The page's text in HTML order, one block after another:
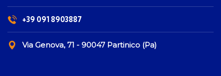
+39 091 8903887
Via Genova, 71 - 90047 Partinico (Pa)